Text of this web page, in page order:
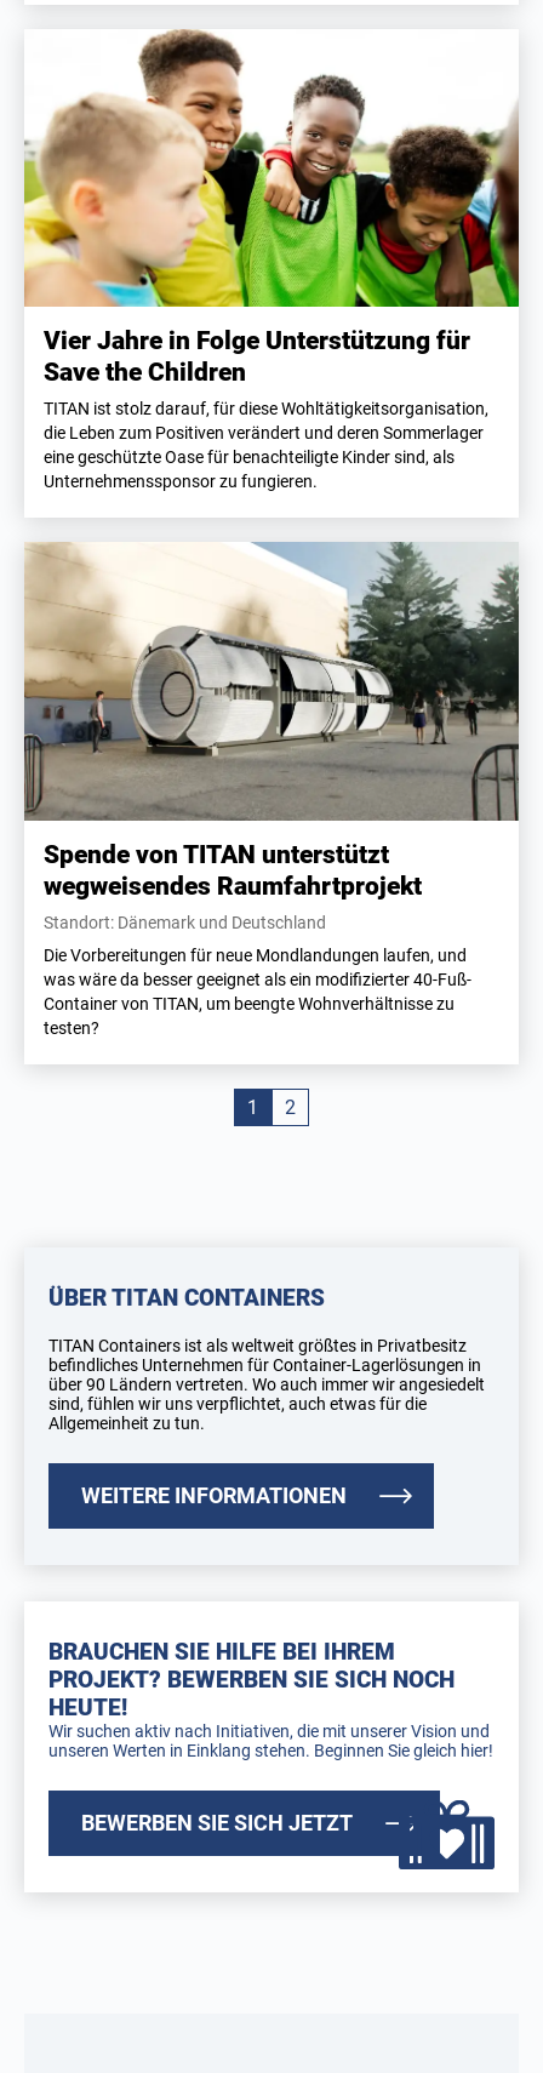
Vier Jahre in Folge Unterstützung für
Save the Children
TITAN ist stolz darauf, für diese Wohltätigkeitsorganisation,
die Leben zum Positiven verändert und deren Sommerlager
eine geschützte Oase für benachteiligte Kinder sind, als
Unternehmenssponsor zu fungieren.
Spende von TITAN unterstützt
wegweisendes Raumfahrtprojekt
Standort: Dänemark und Deutschland
Die Vorbereitungen für neue Mondlandungen laufen, und
was wäre da besser geeignet als ein modifizierter 40-Fuß-
Container von TITAN, um beengte Wohnverhältnisse zu
testen?
1 2
ÜBER TITAN CONTAINERS
TITAN Containers ist als weltweit größtes in Privatbesitz
befindliches Unternehmen für Container-Lagerlösungen in
über 90 Ländern vertreten. Wo auch immer wir angesiedelt
sind, fühlen wir uns verpflichtet, auch etwas für die
Allgemeinheit zu tun.
WEITERE INFORMATIONEN
BRAUCHEN SIE HILFE BEI IHREM
PROJEKT? BEWERBEN SIE SICH NOCH
HEUTE!
Wir suchen aktiv nach Initiativen, die mit unserer Vision und
unseren Werten in Einklang stehen. Beginnen Sie gleich hier!
BEWERBEN SIE SICH JETZT